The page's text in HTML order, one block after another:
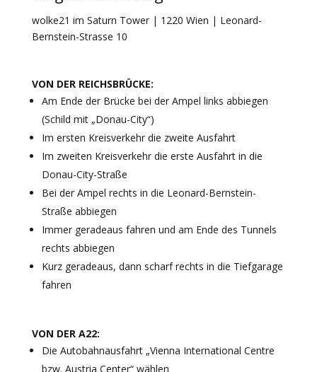
wolke21 im Saturn Tower | 1220 Wien | Leonard-
Bernstein-Strasse 10
VON DER REICHSBRÜCKE:
Am Ende der Brücke bei der Ampel links abbiegen
(Schild mit „Donau-City“)
Im ersten Kreisverkehr die zweite Ausfahrt
Im zweiten Kreisverkehr die erste Ausfahrt in die
Donau-City-Straße
Bei der Ampel rechts in die Leonard-Bernstein-
Straße abbiegen
Immer geradeaus fahren und am Ende des Tunnels
rechts abbiegen
Kurz geradeaus, dann scharf rechts in die Tiefgarage
fahren
VON DER A22:
Die Autobahnausfahrt „Vienna International Centre
bzw. Austria Center“ wählen